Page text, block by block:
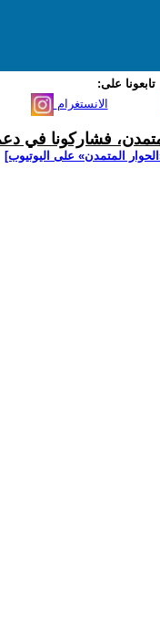
تابعونا على:
الانستغرام
فشاركونا في
المتمدن» على اليوتيوب]